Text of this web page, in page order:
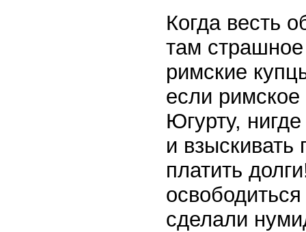
Когда весть
там
римские
если римское
Югурту,
и
платить
сделали